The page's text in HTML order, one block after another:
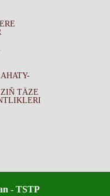
TÄZE
- TSTP